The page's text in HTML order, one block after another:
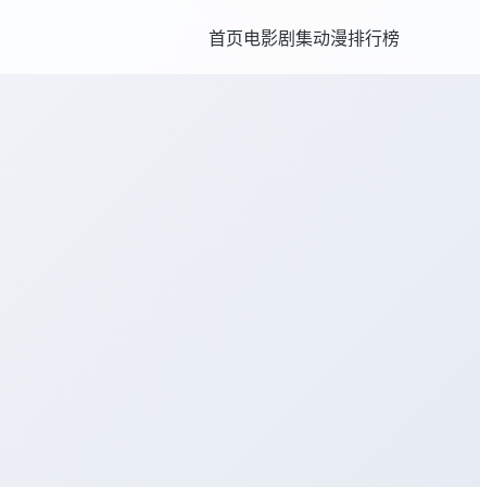
首页电影剧集动漫排行榜